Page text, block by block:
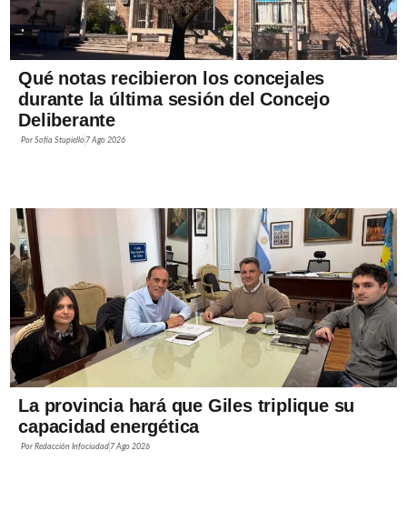
Qué notas recibieron los concejales
durante la última sesión del Concejo
Deliberante
PorSofía Stupiello 7 Ago 2026
La provincia hará que Giles triplique su
capacidad energética
PorRedacción Infociudad 7 Ago 2026